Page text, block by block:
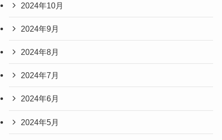
2024年10月
2024年9月
2024年8月
2024年7月
2024年6月
2024年5月